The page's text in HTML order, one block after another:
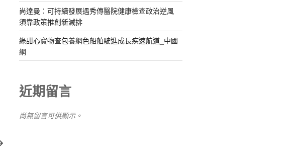
尚達曼：可持續發展遇秀傳醫院健康檢查政治逆風
須靠政策推創新減排
綠甜心寶物查包養網色船舶駛進成長疾速航道_中國
網
近期留言
尚無留言可供顯示。